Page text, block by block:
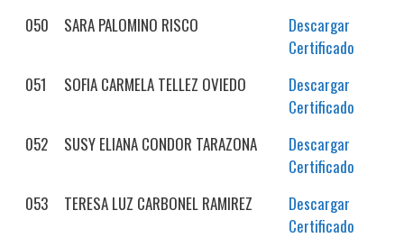
050
SARA PALOMINO RISCO
Descargar
Certificado
051
SOFIA CARMELA TELLEZ OVIEDO
Descargar
Certificado
052
SUSY ELIANA CONDOR TARAZONA
Descargar
Certificado
053
TERESA LUZ CARBONEL RAMIREZ
Descargar
Certificado